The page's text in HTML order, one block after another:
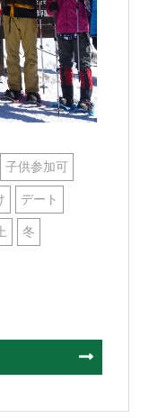
子供参加可
デート
冬